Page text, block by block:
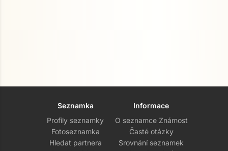
Seznamka
Profily seznamky
Fotoseznamka
Hledat partnera
Informace
O seznamce Známost
Časté otázky
Srovnání seznamek